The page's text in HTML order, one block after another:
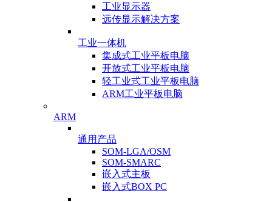
工业显示器
远传显示解决方案
工业一体机
集成式工业平板电脑
开放式工业平板电脑
轻工业式工业平板电脑
ARM工业平板电脑
ARM
通用产品
SOM-LGA/OSM
SOM-SMARC
嵌入式主板
嵌入式BOX PC